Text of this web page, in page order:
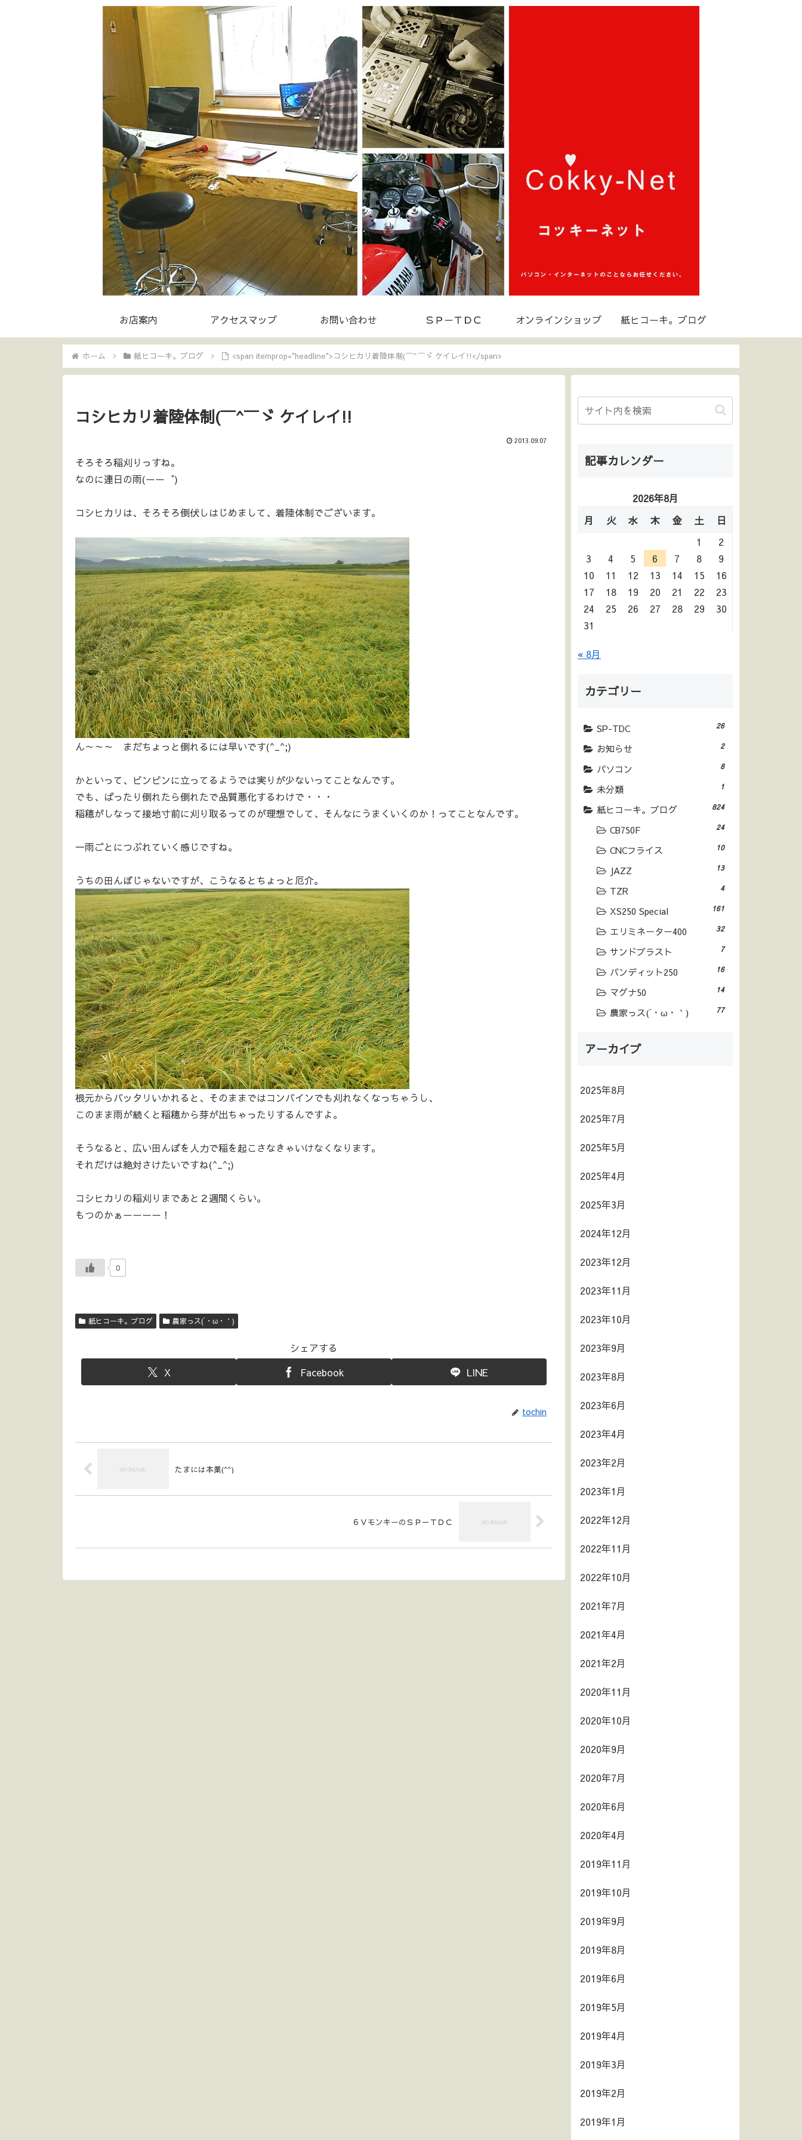
お店案内 アクセスマップ お問い合わせ ＳＰ－ＴＤＣ オンラインショップ 紙ヒコーキ。ブログ
ホーム 紙ヒコーキ。ブログ <span itemprop="headline">コシヒカリ着陸体制(￣^￣ゞ ケイレイ!!</span>
コシヒカリ着陸体制(￣^￣ゞ ケイレイ!!
2013.09.07
そろそろ稲刈りっすね。
なのに連日の雨(ーー゛)
コシヒカリは、そろそろ倒伏しはじめまして、着陸体制でございます。
ん～～～ まだちょっと倒れるには早いです(^_^;)
かといって、ビンビンに立ってるようでは実りが少ないってことなんです。
でも、ばったり倒れたら倒れたで品質悪化するわけで・・・
稲穂がしなって接地寸前に刈り取るってのが理想でして、そんなにうまくいくのか！ってことなんです。
一雨ごとにつぶれていく感じですね。
うちの田んぼじゃないですが、こうなるとちょっと厄介。
根元からバッタリいかれると、そのままではコンバインでも刈れなくなっちゃうし、
このまま雨が続くと稲穂から芽が出ちゃったりするんですよ。
そうなると、広い田んぼを人力で稲を起こさなきゃいけなくなります。
それだけは絶対さけたいですね(^_^;)
コシヒカリの稲刈りまであと２週間くらい。
もつのかぁーーーー！
0
紙ヒコーキ。ブログ 農家っス(´・ω・｀)
シェアする
X
Facebook LINE
tochin
たまには本業(^^)
６ＶモンキーのＳＰ－ＴＤＣ
記事カレンダー
2026年8月
月
火 水 木 金 土
日
1
2
3
4 5 6 7 8
9
10
11 12 13 14 15
16
17
18 19 20 21 22
23
24
25 26 27 28 29
30
31
« 8月
カテゴリー
SP-TDC 26
お知らせ 2
パソコン 8
未分類 1
紙ヒコーキ。ブログ 824
CB750F 24
CNCフライス 10
JAZZ 13
TZR 4
XS250 Special 161
エリミネーター400 32
サンドブラスト 7
バンディット250 16
マグナ50 14
農家っス(´・ω・｀) 77
アーカイブ
2025年8月
2025年7月
2025年5月
2025年4月
2025年3月
2024年12月
2023年12月
2023年11月
2023年10月
2023年9月
2023年8月
2023年6月
2023年4月
2023年2月
2023年1月
2022年12月
2022年11月
2022年10月
2021年7月
2021年4月
2021年2月
2020年11月
2020年10月
2020年9月
2020年7月
2020年6月
2020年4月
2019年11月
2019年10月
2019年9月
2019年8月
2019年6月
2019年5月
2019年4月
2019年3月
2019年2月
2019年1月